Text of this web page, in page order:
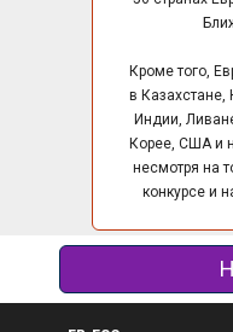
Кроме того,
в Казахстане,
Индии,
Корее, США и
несмотря на
конкурсе и